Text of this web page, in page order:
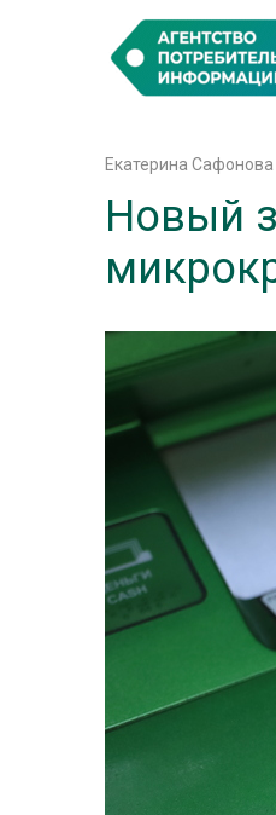
Екатерина Сафонова
Новый